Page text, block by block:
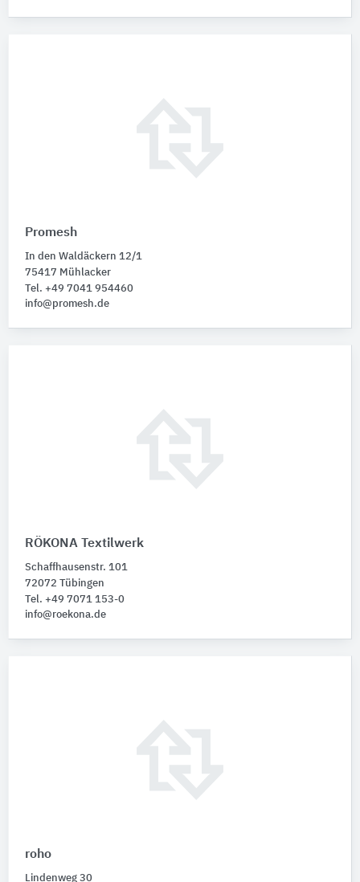
Promesh
In den Waldäckern 12/1
75417 Mühlacker
Tel. +49 7041 954460
info@promesh.de
RÖKONA Textilwerk
Schaffhausenstr. 101
72072 Tübingen
Tel. +49 7071 153-0
info@roekona.de
roho
Lindenweg 30